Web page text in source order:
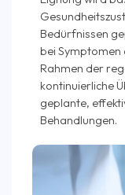
Bedürfnissen
bei Symptomen
Rahmen der
kontinuierliche
geplante,
Behandlungen.